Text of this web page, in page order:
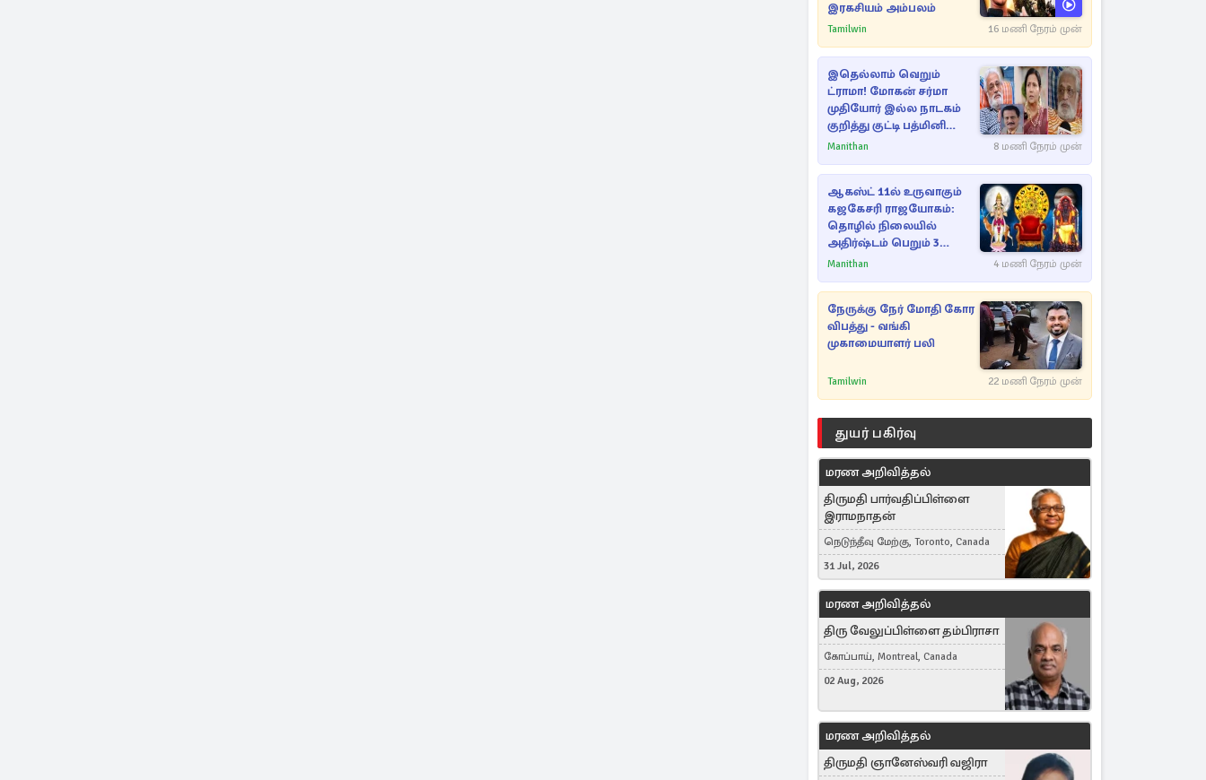
இரகசியம் அம்பலம்
Tamilwin 16 மணி நேரம் முன்
இதெல்லாம் வெறும்
ட்ராமா! மோகன் சர்மா
முதியோர் இல்ல நாடகம்
குறித்து குட்டி பத்மினி
பரபரப்பு பேட்டி
Manithan 8 மணி நேரம் முன்
ஆகஸ்ட் 11ல் உருவாகும்
கஜகேசரி ராஜயோகம்:
தொழில் நிலையில்
அதிர்ஷ்டம் பெறும் 3
ராசிகள்!
Manithan 4 மணி நேரம் முன்
நேருக்கு நேர் மோதி கோர
விபத்து - வங்கி
முகாமையாளர் பலி
Tamilwin 22 மணி நேரம் முன்
துயர் பகிர்வு
மரண அறிவித்தல்
திருமதி பார்வதிப்பிள்ளை
இராமநாதன்
நெடுந்தீவு மேற்கு, Toronto, Canada
31 Jul, 2026
மரண அறிவித்தல்
திரு வேலுப்பிள்ளை தம்பிராசா
கோப்பாய், Montreal, Canada
02 Aug, 2026
மரண அறிவித்தல்
திருமதி ஞானேஸ்வரி வஜிரா